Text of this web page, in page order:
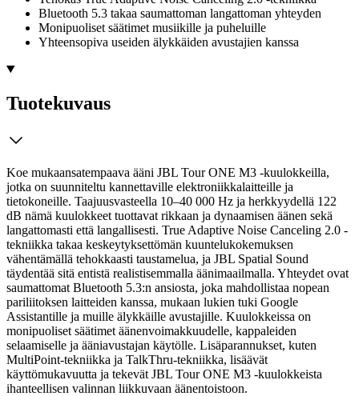
Bluetooth 5.3 takaa saumattoman langattoman yhteyden
Monipuoliset säätimet musiikille ja puheluille
Yhteensopiva useiden älykkäiden avustajien kanssa
Tuotekuvaus
Koe mukaansatempaava ääni JBL Tour ONE M3 -kuulokkeilla,
jotka on suunniteltu kannettaville elektroniikkalaitteille ja
tietokoneille. Taajuusvasteella 10–40 000 Hz ja herkkyydellä 122
dB nämä kuulokkeet tuottavat rikkaan ja dynaamisen äänen sekä
langattomasti että langallisesti. True Adaptive Noise Canceling 2.0 -
tekniikka takaa keskeytyksettömän kuuntelukokemuksen
vähentämällä tehokkaasti taustamelua, ja JBL Spatial Sound
täydentää sitä entistä realistisemmalla äänimaailmalla. Yhteydet ovat
saumattomat Bluetooth 5.3:n ansiosta, joka mahdollistaa nopean
pariliitoksen laitteiden kanssa, mukaan lukien tuki Google
Assistantille ja muille älykkäille avustajille. Kuulokkeissa on
monipuoliset säätimet äänenvoimakkuudelle, kappaleiden
selaamiselle ja ääniavustajan käytölle. Lisäparannukset, kuten
MultiPoint-tekniikka ja TalkThru-tekniikka, lisäävät
käyttömukavuutta ja tekevät JBL Tour ONE M3 -kuulokkeista
ihanteellisen valinnan liikkuvaan äänentoistoon.